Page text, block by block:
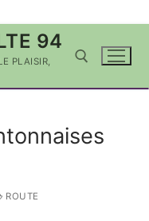
94
PLAISIR,
ROUTE